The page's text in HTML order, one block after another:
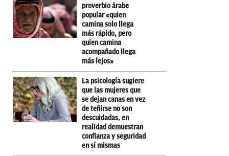
proverbio árabe
popular «quien
camina solo llega
más rápido, pero
quien camina
acompañado llega
más lejos»
La psicología sugiere
que las mujeres que
se dejan canas en vez
de teñirse no son
descuidadas, en
realidad demuestran
confianza y seguridad
en sí mismas